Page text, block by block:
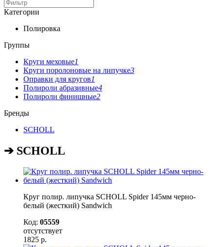
Категории
Полировка
Группы
Круги меховые1
Круги поролоновые на липучке3
Оправки для кругов1
Полироли абразивные4
Полироли финишные2
Бренды
SCHOLL
➔ SCHOLL
Круг полир. липучка SCHOLL Spider 145мм черно-
белый (жесткий) Sandwich
Код: 05559
отсутствует
1825 р.